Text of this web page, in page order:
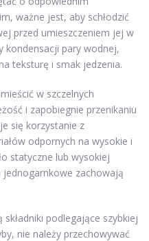
ważne jest, aby schłodzić
przed umieszczeniem jej w
kondensacji pary wodnej,
teksturę i smak jedzenia.
w szczelnych
i zapobiegnie przenikaniu
się korzystanie z
odpornych na wysokie i
statyczne lub wysokiej
jednogarnkowe zachowają
podlegające szybkiej
nie należy przechowywać